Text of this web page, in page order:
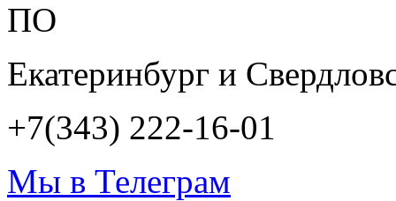
ПО
Екатеринбург и
+7(343) 222-16-01
Мы в Телеграм